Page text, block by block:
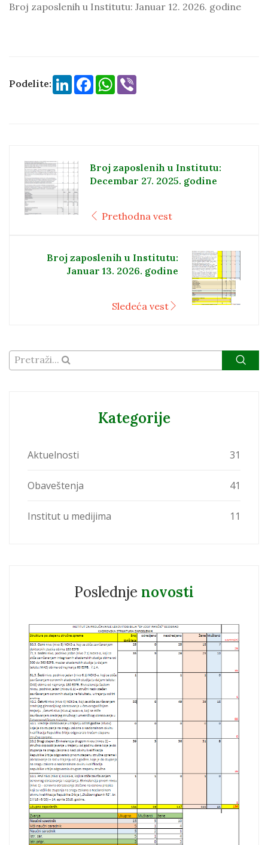
Broj zaposlenih u Institutu: Januar 12. 2026. godine
Podelite: LinkedInFacebookWhatsApp
Broj zaposlenih u Institutu:
Decembar 27. 2025. godine
Prethodna vest
Broj zaposlenih u Institutu:
Januar 13. 2026. godine
Sledeća vest
Pretraži...
Kategorije
Aktuelnosti 31
Obaveštenja 41
Institut u medijima 11
Poslednje novosti